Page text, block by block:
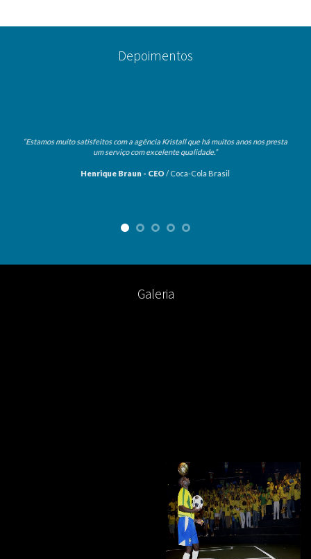
Depoimentos
atendimento super especial que cria verdadeiras parcerias, que possibilita a
compreensão de nossas necessidades e limites e a proposição de soluções criativas e
Galeria